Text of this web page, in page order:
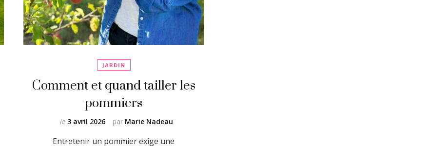
JARDIN
Comment et quand tailler les
pommiers
par Marie Nadeau
le 3 avril 2026
Entretenir un pommier exige une